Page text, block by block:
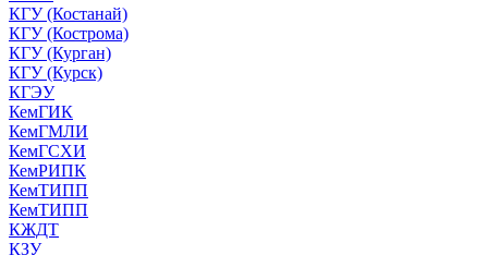
КГУ (Костанай)
КГУ (Кострома)
КГУ (Курган)
КГУ (Курск)
КГЭУ
КемГИК
КемГМЛИ
КемГСХИ
КемРИПК
КемТИПП
КемТИПП
КЖДТ
КЗУ